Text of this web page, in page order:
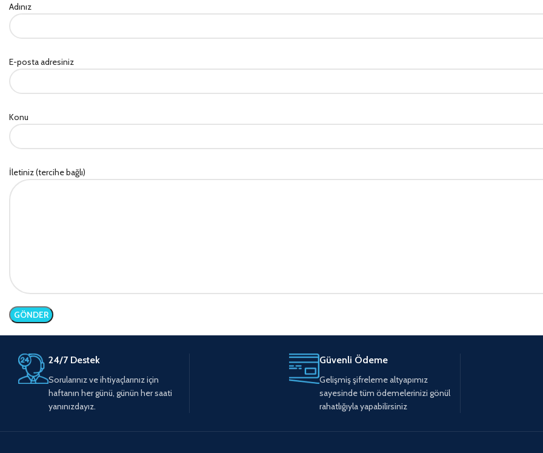
Adınız
E-posta adresiniz
Konu
İletiniz (tercihe bağlı)
24/7 Destek
Sorularınız ve ihtiyaçlarınız için
haftanın her günü, günün her saati
yanınızdayız.
Güvenli Ödeme
Gelişmiş şifreleme altyapımız
sayesinde tüm ödemelerinizi gönül
rahatlığıyla yapabilirsiniz